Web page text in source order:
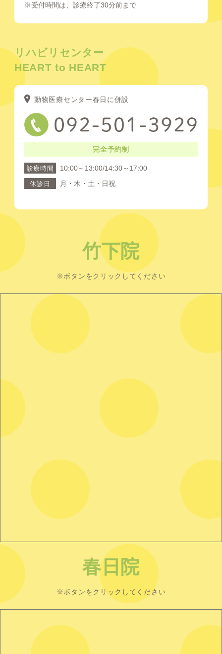
※受付時間は、診療終了30分前まで
リハビリセンター
HEART to HEART
動物医療センター春日に併設
完全予約制
診療時間 10:00～13:00/14:30～17:00
休診日 月・木・土・日祝
竹下院
※ボタンをクリックしてください
春日院
※ボタンをクリックしてください